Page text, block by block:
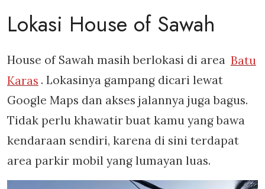
Lokasi House of Sawah
House of Sawah masih berlokasi di area Batu
Karas . Lokasinya gampang dicari lewat
Google Maps dan akses jalannya juga bagus.
Tidak perlu khawatir buat kamu yang bawa
kendaraan sendiri, karena di sini terdapat
area parkir mobil yang lumayan luas.